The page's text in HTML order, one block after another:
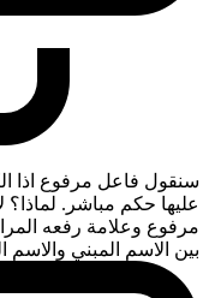
سنقول فاعل مرفوع اذا
عليها حكم مباشر.
مرفوع وعلامة رفعه
بين الاسم المبني والاسم